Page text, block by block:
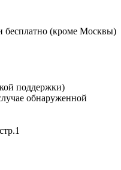
бесплатно (кроме Москвы)
поддержки)
обнаруженной